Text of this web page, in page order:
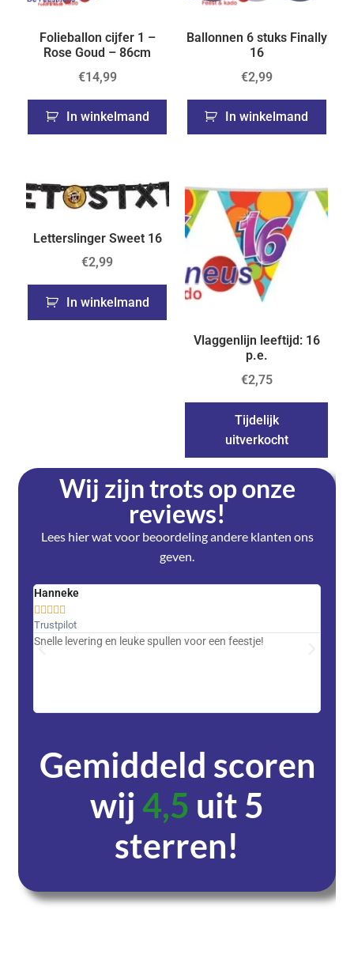
Folieballon cijfer 1 –
Rose Goud – 86cm
€14,99
In winkelmand
Ballonnen 6 stuks Finally
16
€2,99
In winkelmand
Letterslinger Sweet 16
€2,99
In winkelmand
Vlaggenlijn leeftijd: 16
p.e.
€2,75
Tijdelijk
uitverkocht
Wij zijn trots op onze
reviews!
Lees hier wat voor beoordeling andere klanten ons
geven.
Hanneke
    
Trustpilot
Snelle levering en leuke spullen voor een feestje!
Gemiddeld scoren
wij4,5 uit 5
sterren!